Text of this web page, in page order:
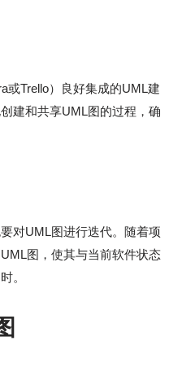
或Trello）良好集成的UML建
建和共享UML图的过程，确
对UML图进行迭代。随着项
图，使其与当前软件状态
。